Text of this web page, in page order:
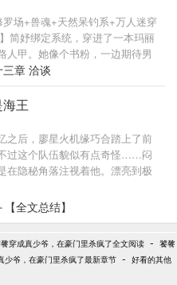
罗场+兽魂+天然呆钓系+万人迷穿
简妤绑定系统，穿进了一本玛丽
人甲。她像个书粉，一边期待男
打赌女主最终会更爱谁。是容
欲的F2？还是温柔绿茶的F3，沉
是手段残忍的F5，自私阴狠的
F7？他们总有办法让女主自愿走
恐惧他们的靠近，厌恶他们高高
得不躲在他们的庇护伞下。寿终
，希望下辈子再也不要跟F7纠缠
简妤：你只是路人甲，相当于
，吃这么好，让我也来演两集
自己有共识的宿主。它偷偷跑去
成功为简妤争取到了重生副本。
变了，剧情也偏了。她开始被人
章 洽谈
王
之后，廖星火机缘巧合踏上了前
过这个队伍貌似有点奇怪……闷
在隐秘角落注视着他。漂亮到极
的瞎子做出了出乎意料的事
在这个队伍里好像有点不安
医院的女人一出现就要带他去
木陀的人似乎都有许多秘密。但
全文总结】
穿成真少爷，在豪门里杀疯了全文阅读 - 饕餮
少爷，在豪门里杀疯了最新章节 - 好看的其他